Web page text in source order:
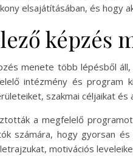
elsajátításában, és hogy
képzés
menete több lépésből
intézmény és program
szakmai céljaikat és
a megfelelő
számára, hogy gyorsan
motivációs